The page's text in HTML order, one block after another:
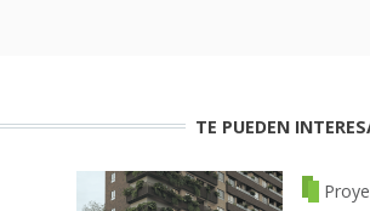
TE PUEDEN